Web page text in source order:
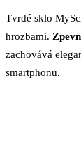
Tvrdé sklo
hrozbami.
zachovává
smartphonu.